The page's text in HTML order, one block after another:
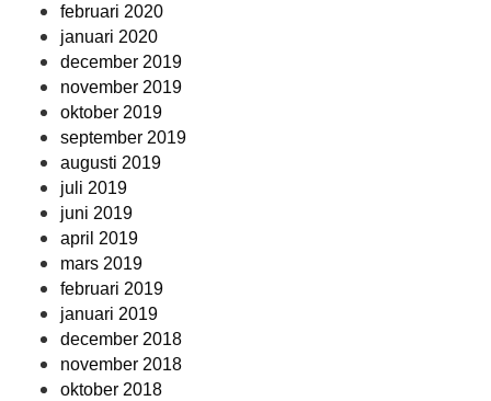
februari 2020
januari 2020
december 2019
november 2019
oktober 2019
september 2019
augusti 2019
juli 2019
juni 2019
april 2019
mars 2019
februari 2019
januari 2019
december 2018
november 2018
oktober 2018